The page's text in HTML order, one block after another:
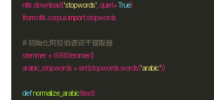
nltkdownload('stopwords' , quiet=True
from nltk.corpus import
# 初始化阿拉伯语词干提取器
stemmer =
arabic_stopwords = set(stopwordswords('arabic'
defnormalize_arabic